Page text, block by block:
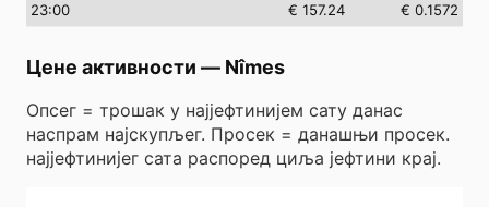
23:00 € 157.24 € 0.1572
Цене активности — Nîmes
Опсег = трошак у најјефтинијем сату данас
наспрам најскупљег. Просек = данашњи просек.
најјефтинијег сата распоред циља јефтини крај.